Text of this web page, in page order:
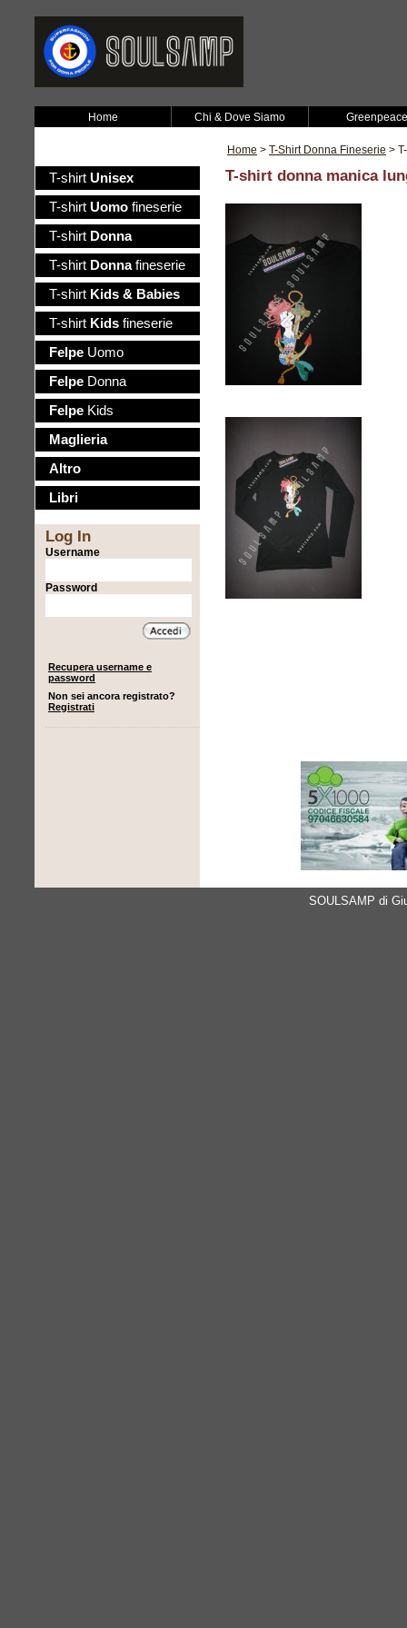
Home Chi & Dove Siamo Greenpeace
Home > T-Shirt Donna Fineserie >
T-shirt Unisex
T-shirt Uomo fineserie
T-shirt Donna
T-shirt Donnafineserie
T-shirt Kids & Babies
T-shirt Kids fineserie
Felpe Uomo
Felpe Donna
Felpe Kids
Maglieria
Altro
Libri
Log In
Username
Password
Recupera username e
password
Non sei ancora registrato?
Registrati
T-shirt donna manica
SOULSAMP di